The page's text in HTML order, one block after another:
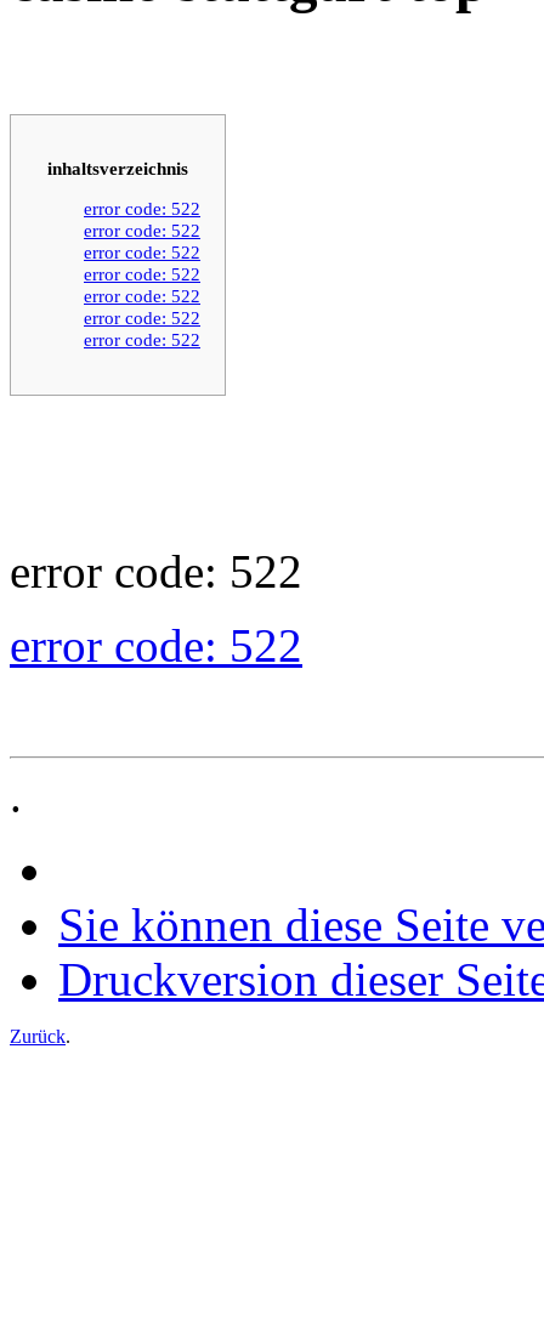
inhaltsverzeichnis
error code: 522
error code: 522
error code: 522
error code: 522
error code: 522
error code: 522
error code: 522
error code: 522
error code: 522
.
Sie können diese Seite
Druckversion dieser
Zurück.